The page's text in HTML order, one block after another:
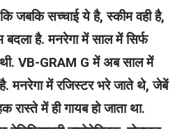
जबकि सच्चाई ये है, स्कीम वही है,
है. मनरेगा में साल में सिर्फ
थी. VB-GRAM G में अब साल में
मनरेगा में रजिस्टर भरे जाते थे, जेबें
रास्ते में ही गायब हो जाता था.